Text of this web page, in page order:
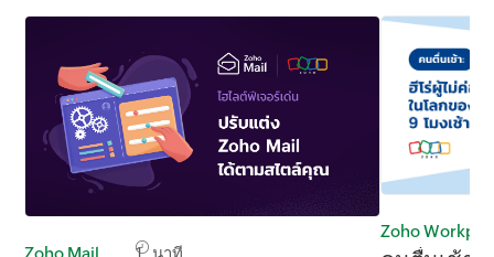
Zoho Mail 1 นาที
Zoho